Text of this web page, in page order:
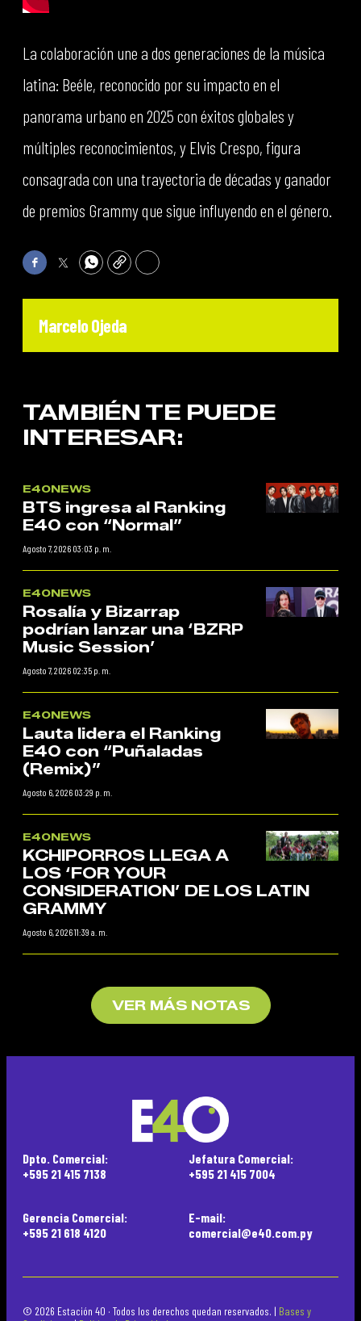
La colaboración une a dos generaciones de la música
latina: Beéle, reconocido por su impacto en el
panorama urbano en 2025 con éxitos globales y
múltiples reconocimientos, y Elvis Crespo, figura
consagrada con una trayectoria de décadas y ganador
de premios Grammy que sigue influyendo en el género.
FacebookTwitterWhatsApp
Copy Print
Marcelo Ojeda
TAMBIÉN TE PUEDE
INTERESAR:
E40NEWS
BTS ingresa al Ranking
E40 con “Normal”
Agosto 7, 2026 03:03 p. m.
E40NEWS
Rosalía y Bizarrap
podrían lanzar una ‘BZRP
Music Session’
Agosto 7, 2026 02:35 p. m.
E40NEWS
Lauta lidera el Ranking
E40 con “Puñaladas
(Remix)”
Agosto 6, 2026 03:29 p. m.
E40NEWS
KCHIPORROS LLEGA A
LOS ‘FOR YOUR
CONSIDERATION’ DE LOS LATIN
GRAMMY
Agosto 6, 2026 11:39 a. m.
VER MÁS NOTAS
Dpto. Comercial:
+595 21 415 7138
Jefatura Comercial:
+595 21 415 7004
Gerencia Comercial:
+595 21 618 4120
E-mail:
comercial@e40.com.py
© 2026 Estación 40 · Todos los derechos quedan reservados. | Bases y